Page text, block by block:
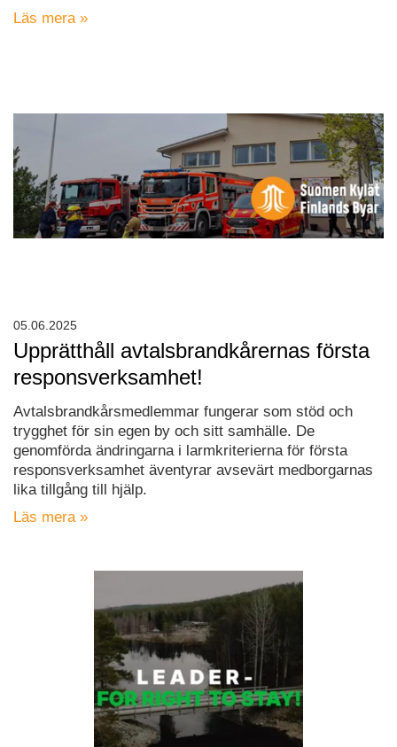
Läs mera »
Upprätthåll avtalsbrandkårernas första
responsverksamhet!
Avtalsbrandkårsmedlemmar fungerar som stöd och
trygghet för sin egen by och sitt samhälle. De
genomförda ändringarna i larmkriterierna för första
responsverksamhet äventyrar avsevärt medborgarnas
lika tillgång till hjälp.
Läs mera »
05.06.2025